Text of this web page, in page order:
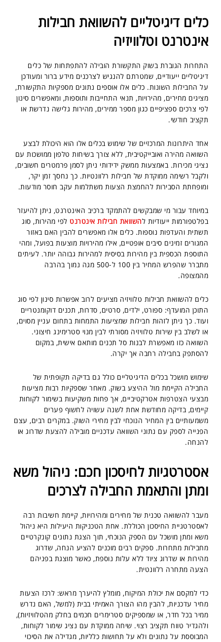
כלים דיגיטליים להשוואת חבילות
אינטרנט וטלוויזיה
התחרות הגוברת בשוק התקשורת הובילה להתפתחות של כלים
דיגיטליים ייעודיים, שמטרתם להנגיש לצרכנים מידע ברור ומעודכן
על החבילות השונות. כלים אלו אוספים נתונים מספקיות התקשורת,
מציגים מחירים, מהירויות, תנאי התחייבות ותוספות, ומאפשרים סינון
לפי צרכים ספציפיים כגון מספר ממירים, מהירות גלישה נדרשת או
תקציב חודשי.
אחד היתרונות המרכזיים של שימוש בכלים אלו הוא היכולת לבצע
השוואה מהירה ואובייקטיבית, ללא צורך בשיחות טלפון ממושכות עם
נציגי מכירות. באמצעות ממשק ידידותי ניתן לסמן פרמטרים חשובים,
ולקבל רשימה ממוקדת של חבילות רלוונטיות. כך נחסך זמן יקר,
ומופחתת הסבירות להחמצת הצעות משתלמות עקב חוסר מודעות.
במיוחד עבור מי שמבקשים להתמקד ברכיב האינטרנט, ניתן להיעזר
בפלטפורמות ייעודיות להשוואת חבילות אינטרנט לפי מהירות, סוג
תשתית והעדפות נוספות. כלים אלו מאפשרים להבין האם באזור
המגורים זמינים סיבים אופטיים, אילו מהירויות מוצעות בפועל, ומהי
התוספת הכספית בין מהירות בסיסית למהירות גבוהה יותר. לעיתים
מתברר שהפרש המחיר בין 100 ל-500 מגה נמוך בהרבה
מהמצופה.
כלים להשוואת חבילות טלוויזיה מציעים לרוב אפשרות סינון לפי סוג
התוכן המועדף: ספורט, ילדים, סרטים, סדרות, תכנים דוקומנטריים
ועוד. כך ניתן לזהות חבילות שמציעות התמחות בתחום עניין מסוים,
או לשלב בין שירות טלוויזיה מסורתי לבין מנוי סטרימינג חיצוני.
השוואה כזו מאפשרת לבנות סל תכנים מותאם אישית, במקום
להסתפק בחבילה רחבה אך יקרה.
שימוש מושכל בכלים הדיגיטליים כולל גם בדיקה תקופתית של
החבילה הקיימת מול ההיצע בשוק. מאחר שספקיות רבות מציעות
מבצעי הצטרפות אטרקטיביים, אך פחות משקיעות בשימור לקוחות
קיימים, בדיקה מחודשת אחת לשנה עשויה לחשוף פערים
משמעותיים בין המחיר הנוכחי לבין מחירי השוק. במקרים רבים, עצם
הפנייה לספק עם נתוני השוואה עדכניים מובילה להצעת שדרוג או
להנחה.
אסטרטגיות לחיסכון חכם: ניהול משא
ומתן והתאמת החבילה לצרכים
מעבר להשוואה טכנית של מחירים ומהירויות, קיימת חשיבות רבה
לאסטרטגיית החיסכון הכוללת. אחת הטכניקות היעילות היא ניהול
משא ומתן מושכל עם הספק הנוכחי, תוך הצגת נתונים קונקרטיים
מחבילות מתחרות. ספקים רבים מוכנים להציע הנחה, שדרוג
מהירות או שדרוג ציוד ללא עלות נוספת, כאשר מוצגת בפניהם
הצעה מתחרה רלוונטית.
כדי למקסם את יכולת המיקוח, מומלץ להיערך מראש: לרכז הצעות
מחיר עדכניות, להבין מהו הצורך האמיתי בבית (למשל, האם נדרש
ממיר בכל חדר, או שמספיקים סטרימרים חכמים בחלק מהטלוויזיות),
ולהגדיר טווח תקציב רצוי. שיחה ממוקדת עם נציג שימור לקוחות,
המבוססת על נתונים ולא על תחושות כלליות, מגדילה את הסיכוי